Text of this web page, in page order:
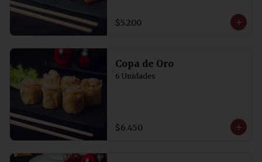
$5.200
Copa de Oro
6 Unidades
$6.450